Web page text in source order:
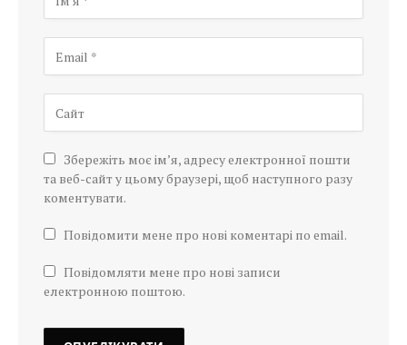
Збережіть моє ім’я, адресу електронної пошти
та веб-сайт у цьому браузері, щоб наступного разу
коментувати.
Повідомити мене про нові коментарі по email.
Повідомляти мене про нові записи
електронною поштою.